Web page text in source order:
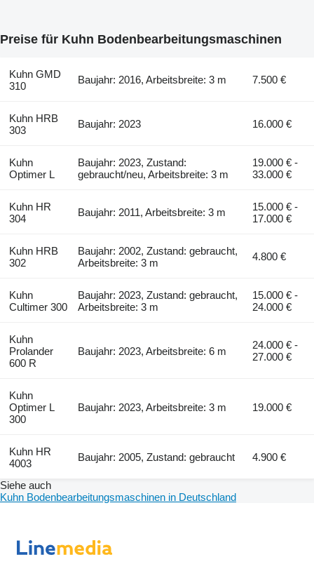
Preise für Kuhn Bodenbearbeitungsmaschinen
Kuhn GMD
310
Baujahr: 2016, Arbeitsbreite: 3 m 7.500 €
Kuhn HRB
303
Baujahr: 2023 16.000 €
Kuhn
Optimer L
Baujahr: 2023, Zustand:
gebraucht/neu, Arbeitsbreite: 3 m
19.000 € -
33.000 €
Kuhn HR
304
Baujahr: 2011, Arbeitsbreite: 3 m
15.000 € -
17.000 €
Kuhn HRB
302
Baujahr: 2002, Zustand: gebraucht,
Arbeitsbreite: 3 m
4.800 €
Kuhn
Cultimer 300
Baujahr: 2023, Zustand: gebraucht,
Arbeitsbreite: 3 m
15.000 € -
24.000 €
Kuhn
Prolander
600 R
Baujahr: 2023, Arbeitsbreite: 6 m
24.000 € -
27.000 €
Kuhn
Optimer L
300
Baujahr: 2023, Arbeitsbreite: 3 m 19.000 €
Kuhn HR
4003
Baujahr: 2005, Zustand: gebraucht 4.900 €
Siehe auch
Kuhn Bodenbearbeitungsmaschinen in Deutschland